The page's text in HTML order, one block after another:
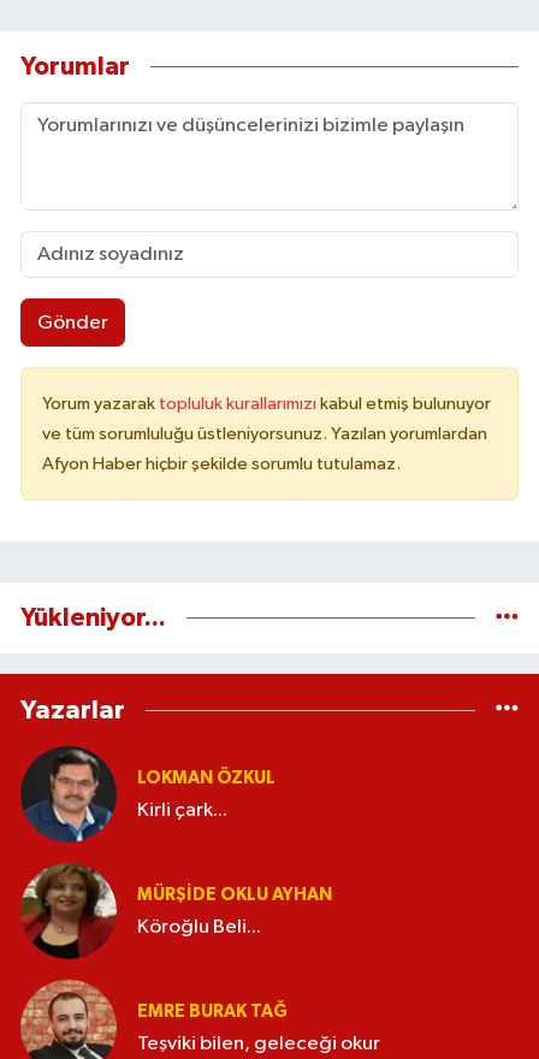
Yorumlar
Gönder
Yorum yazarak topluluk kurallarımızı kabul etmiş bulunuyor
ve tüm sorumluluğu üstleniyorsunuz. Yazılan yorumlardan
Afyon Haber hiçbir şekilde sorumlu tutulamaz.
Yükleniyor...
Yazarlar
LOKMAN ÖZKUL
Kirli çark...
MÜRŞIDE OKLU AYHAN
Köroğlu Beli...
EMRE BURAK TAĞ
Teşviki bilen, geleceği okur